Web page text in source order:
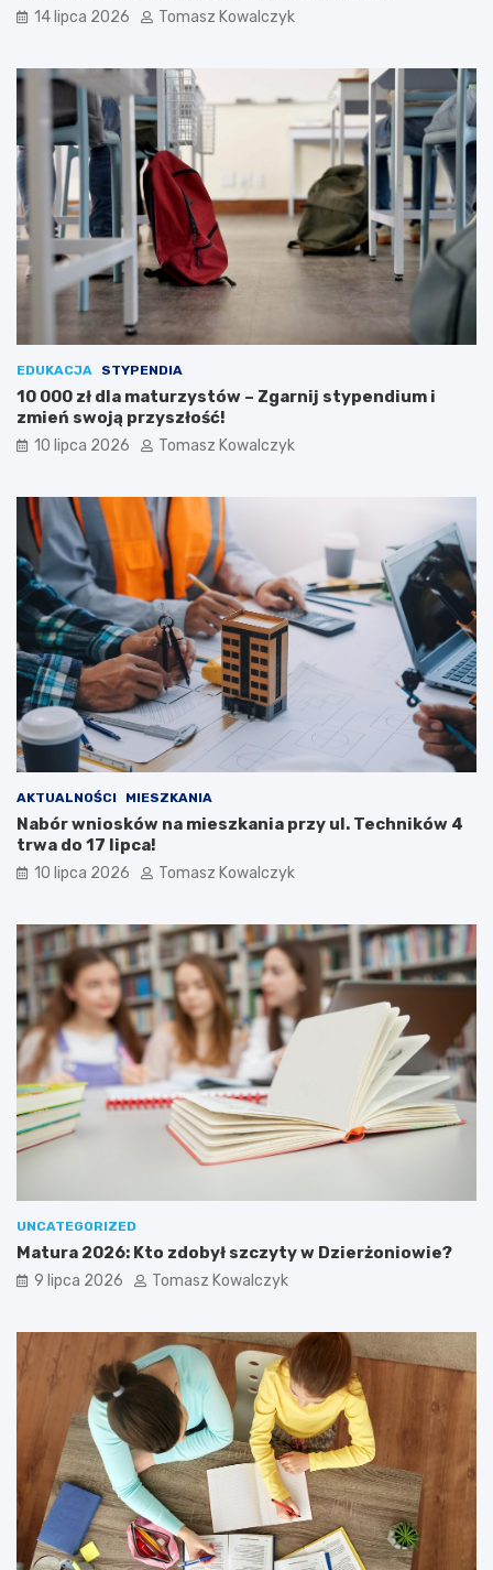
14 lipca 2026 Tomasz Kowalczyk
EDUKACJA STYPENDIA
10 000 zł dla maturzystów – Zgarnij stypendium i
zmień swoją przyszłość!
10 lipca 2026 Tomasz Kowalczyk
AKTUALNOŚCI MIESZKANIA
Nabór wniosków na mieszkania przy ul. Techników 4
trwa do 17 lipca!
10 lipca 2026 Tomasz Kowalczyk
UNCATEGORIZED
Matura 2026: Kto zdobył szczyty w Dzierżoniowie?
9 lipca 2026 Tomasz Kowalczyk